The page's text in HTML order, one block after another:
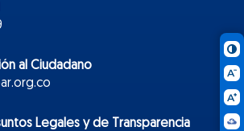
al Ciudadano
Legales y de Transparencia